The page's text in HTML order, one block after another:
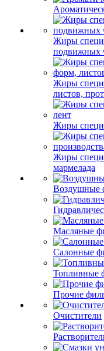
Жиры
подвижных
Жиры
листов,
Жиры
Жиры
мармелада
Воздушные
Масляные
Салонные
Топливные
Прочие
Очистители